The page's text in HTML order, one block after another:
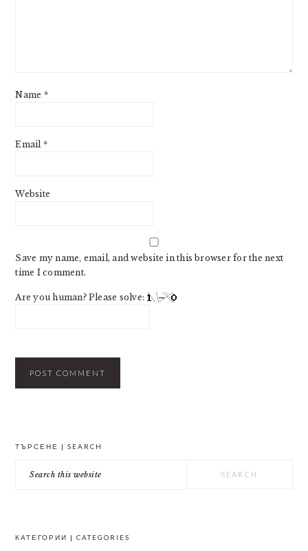
Name *
Email *
Website
Save my name, email, and website in this browser for the next
time I comment.
Are you human? Please solve:
ТЪРСЕНЕ | SEARCH
this
КАТЕГОРИИ | CATEGORIES